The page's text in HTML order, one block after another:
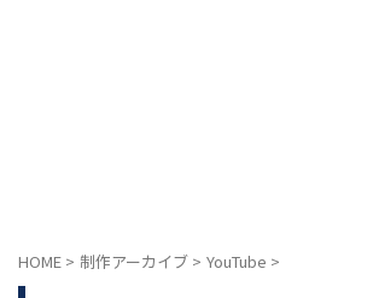
HOME > 制作アーカイブ > YouTube >